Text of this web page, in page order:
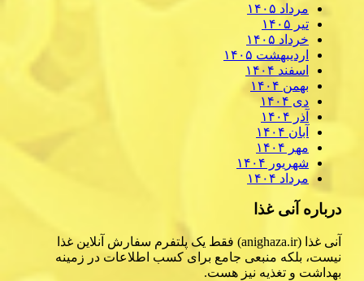
مرداد ۱۴۰۵
تیر ۱۴۰۵
خرداد ۱۴۰۵
اردیبهشت ۱۴۰۵
اسفند ۱۴۰۴
بهمن ۱۴۰۴
دی ۱۴۰۴
آذر ۱۴۰۴
آبان ۱۴۰۴
مهر ۱۴۰۴
شهریور ۱۴۰۴
مرداد ۱۴۰۴
درباره آنی غذا
آنی غذا (anighaza.ir) فقط یک پلتفرم سفارش آنلاین غذا
نیست، بلکه منبعی جامع برای کسب اطلاعات در زمینه
بهداشت و تغذیه نیز هست.